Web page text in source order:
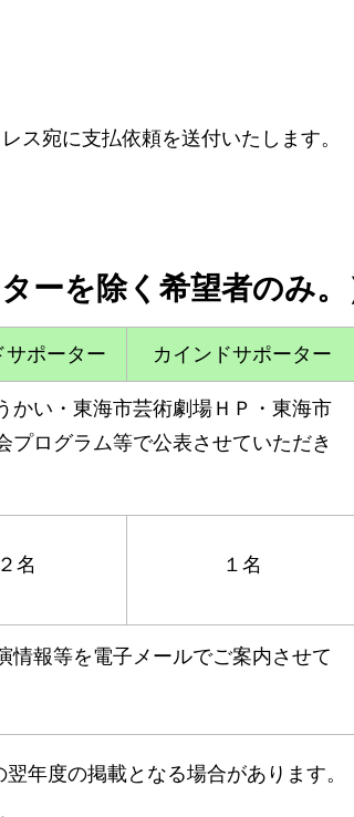
ス宛に支払依頼を送付いたします。
ーを除く希望者のみ。
サポーター カインドサポーター
かい・東海市芸術劇場ＨＰ・東海市
プログラム等で公表させていただき
２名 １名
情報等を電子メールでご案内させて
年度の掲載となる場合があります。